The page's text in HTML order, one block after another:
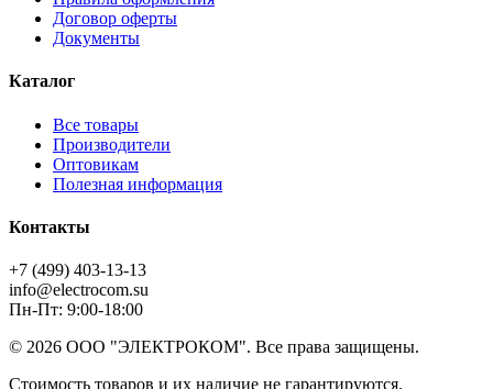
Договор оферты
Документы
Каталог
Все товары
Производители
Оптовикам
Полезная информация
Контакты
+7 (499) 403-13-13
info@electrocom.su
Пн-Пт: 9:00-18:00
© 2026 ООО "ЭЛЕКТРОКОМ". Все права защищены.
Стоимость товаров и их наличие не гарантируются.